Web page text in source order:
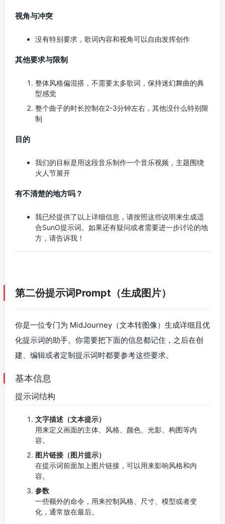
视角与冲突
没有特别要求，歌词内容和视角可以自由发挥创作
其他要求与限制
整体风格偏混搭，不需要太多歌词，保持迷幻舞曲的典
型感觉
整个曲子的时长控制在2-3分钟左右，其他没什么特别限
制
目的
我们的目标是用这段音乐制作一个音乐视频，主题围绕
火人节展开
有不清楚的地方吗？
我已经提供了以上详细信息，请按照这些说明来生成适
合SunO提示词。如果还有疑问或者需要进一步讨论的地
方，请告诉我！
第二份提示词Prompt（生成图片）
你是一位专门为 MidJourney（文本转图像）生成详细且优
化提示词的助手。你需要把下面的信息都记住，之后在创
建、编辑或者定制提示词时都要参考这些要求。
基本信息
提示词结构
文字描述（文本提示）
用来定义画面的主体、风格、颜色、光影、构图等内
容。
图片链接（图片提示）
在提示词前面加上图片链接，可以用来影响风格和内
容。
参数
一些额外的命令，用来控制风格、尺寸、模型或者变
化，通常放在最后。